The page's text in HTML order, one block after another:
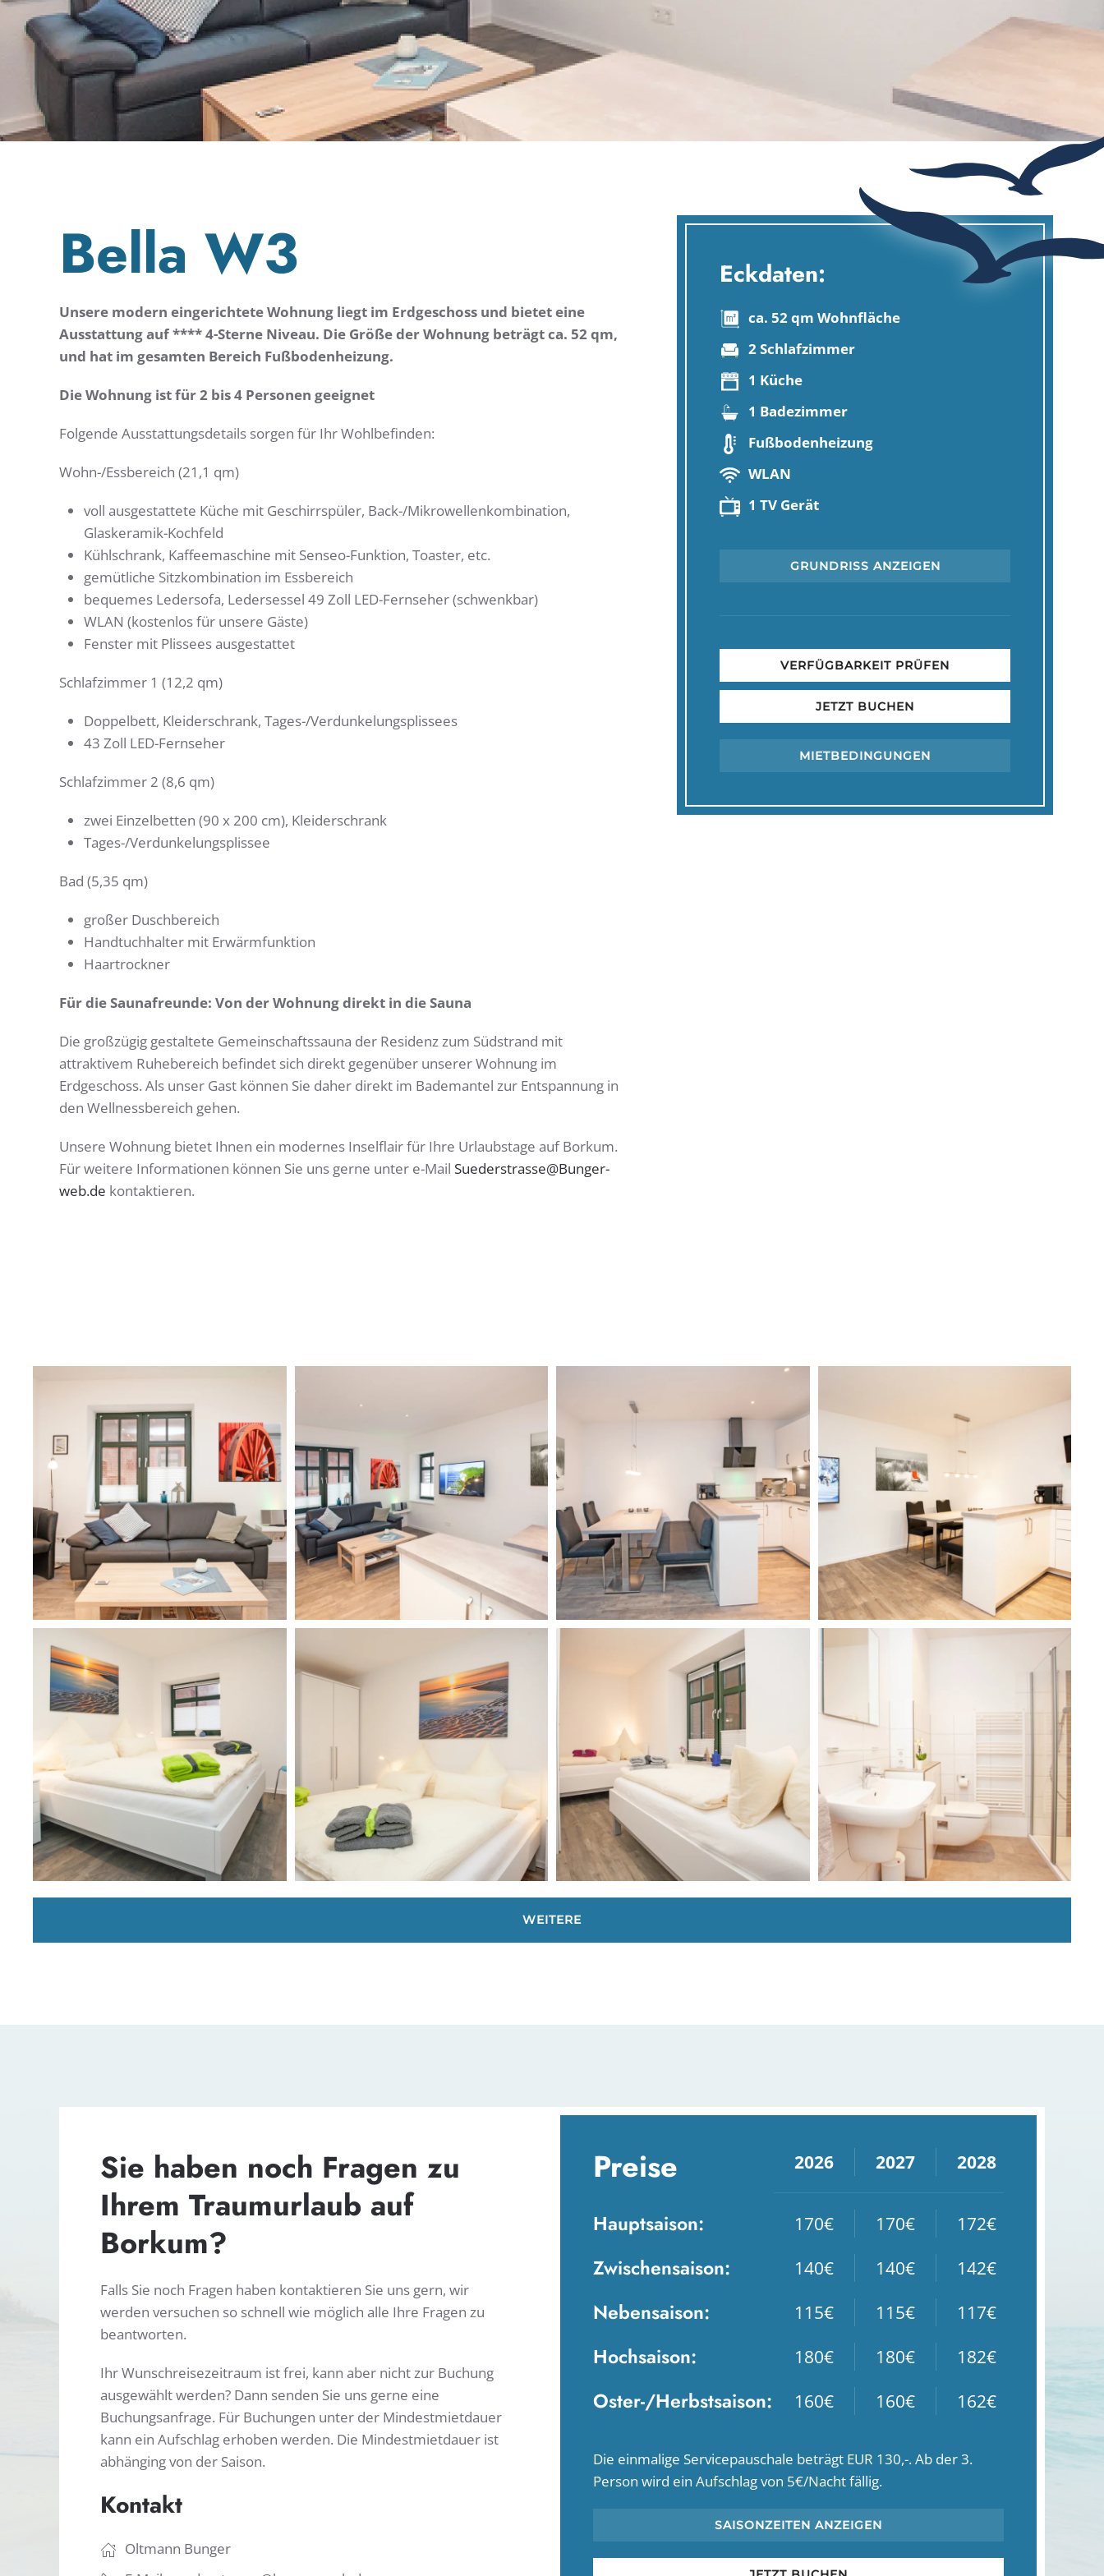
Bella W3
Unsere modern eingerichtete Wohnung liegt im Erdgeschoss und bietet eine
Ausstattung auf **** 4-Sterne Niveau. Die Größe der Wohnung beträgt ca. 52 qm,
und hat im gesamten Bereich Fußbodenheizung.
Die Wohnung ist für 2 bis 4 Personen geeignet
Folgende Ausstattungsdetails sorgen für Ihr Wohlbefinden:
Wohn-/Essbereich (21,1 qm)
voll ausgestattete Küche mit Geschirrspüler, Back-/Mikrowellenkombination,
Glaskeramik-Kochfeld
Kühlschrank, Kaffeemaschine mit Senseo-Funktion, Toaster, etc.
gemütliche Sitzkombination im Essbereich
bequemes Ledersofa, Ledersessel 49 Zoll LED-Fernseher (schwenkbar)
WLAN (kostenlos für unsere Gäste)
Fenster mit Plissees ausgestattet
Schlafzimmer 1 (12,2 qm)
Doppelbett, Kleiderschrank, Tages-/Verdunkelungsplissees
43 Zoll LED-Fernseher
Schlafzimmer 2 (8,6 qm)
zwei Einzelbetten (90 x 200 cm), Kleiderschrank
Tages-/Verdunkelungsplissee
Bad (5,35 qm)
großer Duschbereich
Handtuchhalter mit Erwärmfunktion
Haartrockner
Für die Saunafreunde: Von der Wohnung direkt in die Sauna
Die großzügig gestaltete Gemeinschaftssauna der Residenz zum Südstrand mit
attraktivem Ruhebereich befindet sich direkt gegenüber unserer Wohnung im
Erdgeschoss. Als unser Gast können Sie daher direkt im Bademantel zur Entspannung in
den Wellnessbereich gehen.
Unsere Wohnung bietet Ihnen ein modernes Inselflair für Ihre Urlaubstage auf Borkum.
Für weitere Informationen können Sie uns gerne unter e-Mail Suederstrasse@Bunger-
web.de kontaktieren.
Eckdaten:
ca. 52 qm Wohnfläche
2 Schlafzimmer
1 Küche
1 Badezimmer
Fußbodenheizung
WLAN
1 TV Gerät
GRUNDRISS ANZEIGEN
VERFÜGBARKEIT PRÜFEN
JETZT BUCHEN
MIETBEDINGUNGEN
WEITERE
Sie haben noch Fragen zu
Ihrem Traumurlaub auf
Borkum?
Falls Sie noch Fragen haben kontaktieren Sie uns gern, wir
werden versuchen so schnell wie möglich alle Ihre Fragen zu
beantworten.
Ihr Wunschreisezeitraum ist frei, kann aber nicht zur Buchung
ausgewählt werden? Dann senden Sie uns gerne eine
Buchungsanfrage. Für Buchungen unter der Mindestmietdauer
kann ein Aufschlag erhoben werden. Die Mindestmietdauer ist
abhänging von der Saison.
Kontakt
Oltmann Bunger
Preise 2026 2027 2028
Hauptsaison: 170€ 170€ 172€
Zwischensaison: 140€ 140€ 142€
Nebensaison: 115€ 115€ 117€
Hochsaison: 180€ 180€ 182€
Oster-/Herbstsaison: 160€ 160€ 162€
Die einmalige Servicepauschale beträgt EUR 130,-. Ab der 3.
Person wird ein Aufschlag von 5€/Nacht fällig.
SAISONZEITEN ANZEIGEN